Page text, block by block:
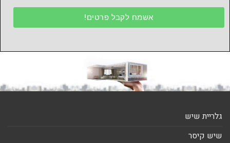
אשמח לקבל פרטים!
גלריית שיש
שיש קיסר